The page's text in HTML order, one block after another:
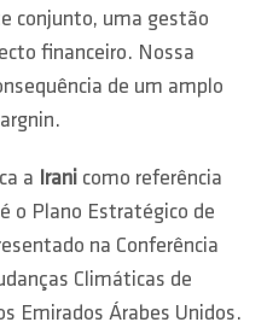
conjunto, uma gestão
financeiro. Nossa
de um amplo
a Irani como referência
o Plano Estratégico de
na Conferência
Climáticas de
Emirados Árabes Unidos.